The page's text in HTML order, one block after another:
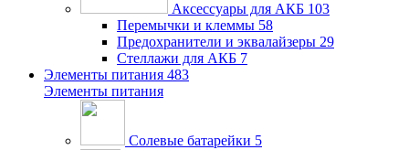
Аксессуары для АКБ 103
Перемычки и клеммы 58
Предохранители и эквалайзеры 29
Стеллажи для АКБ 7
Элементы питания 483
Элементы питания
Солевые батарейки 5